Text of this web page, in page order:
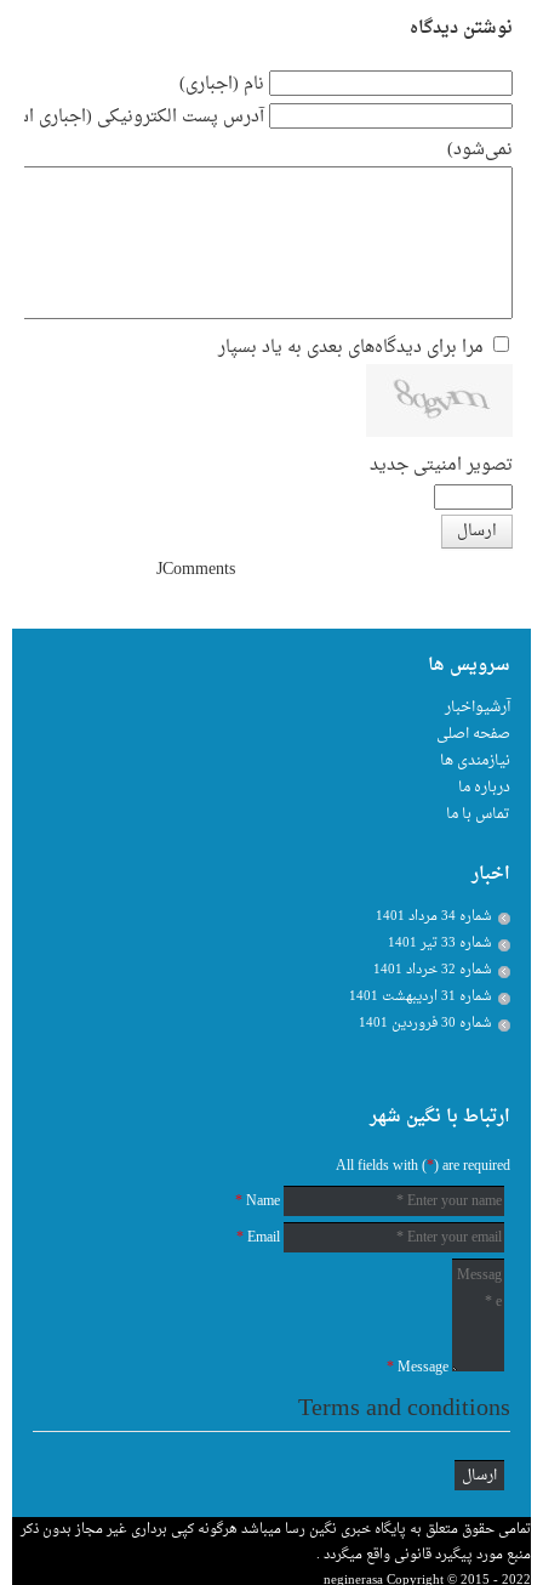
نوشتن دیدگاه
نام (اجباری)
آدرس پست الکترونیکی (اجباری است
نمی‌شود)
مرا برای دیدگاه‌های بعدی به یاد بسپار
تصویر امنیتی جدید
ارسال
JComments
سرویس ها
آرشیواخبار
صفحه اصلی
نیازمندی ها
درباره ما
تماس با ما
اخبار
شماره 34 مرداد 1401
شماره 33 تیر 1401
شماره 32 خرداد 1401
شماره 31 اردیبهشت 1401
شماره 30 فروردین 1401
ارتباط با نگین شهر
All fields with (*) are required
Name
*
Email
*
Message
*
Terms and conditions
تمامی حقوق متعلق به پایگاه خبری نگین رسا میباشد هرگونه کپی برداری غیر مجاز بدون ذکر
منبع مورد پیگیرد قانونی واقع میگردد .